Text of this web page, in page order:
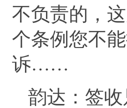
不负责的，
个条例您不
诉……
韵达：签